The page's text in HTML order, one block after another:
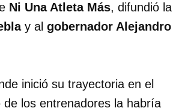
Ni Una Atleta Más, difundió la
y al gobernador Alejandro
inició su trayectoria en el
los entrenadores la habría